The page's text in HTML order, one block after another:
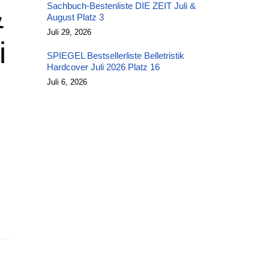
Sachbuch-Bestenliste DIE ZEIT Juli &
August Platz 3
Juli 29, 2026
SPIEGEL Bestsellerliste Belletristik
Hardcover Juli 2026 Platz 16
Juli 6, 2026